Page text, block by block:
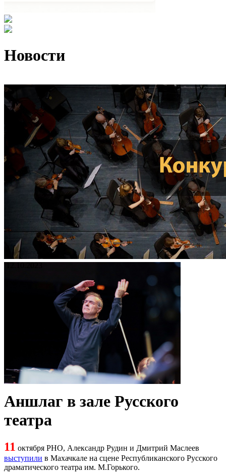
Новости
Аншлаг в зале Русского
театра
11 октября РНО, Александр Рудин и Дмитрий Маслеев
выступили в Махачкале на сцене Республиканского Русского
драматического театра им. М.Горького.